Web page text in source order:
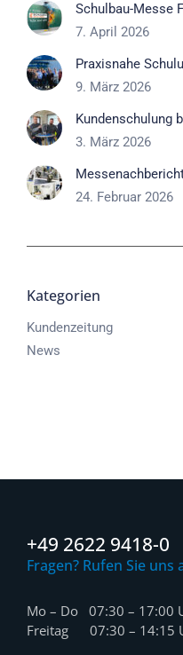
Schulbau-Messe
7. April 2026
Praxisnahe
9. März 2026
Kundenschulung
3. März 2026
24. Februar 2026
Kategorien
Kundenzeitung
News
+49 2622 9418-0
Fragen? Rufen Sie uns
Mo – Do 07:30 – 17:00
Freitag 07:30 – 14:15